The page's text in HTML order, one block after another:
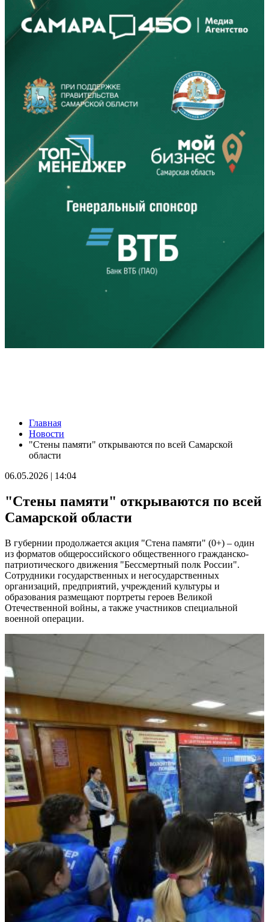
65 школ Самары уже готовы к учебному году
07.08.2026 | 16:25
Россияне больше не готовы откладывать решение жилищного
вопроса: объем выдачи ипотеки вырос на 38 %
Завершился первый Всероссийский турнир "Шахматы для
07.08.2026 | 16:12
Полный цикл восстановления жители Правобережья Волги
проходят в Сызранской больнице
В новом статусе: что известно об и. о. ректора Самарского
государственного института культуры
07.08.2026 | 16:06
В Новокуйбышевске ушел из жизни заслуженный тренер
России Валерий Иванов
07.08.2026 | 15:55
Начали борьбу за трофей: футбольные клубы Самарской
области провели матчи первого тура группового этапа Кубка
В Самарской области закроют ж/д переезд у Кротовки с 21 по
22 августа
07.08.2026 | 15:31
Играют будущие олимпийцы: в тольяттинском
спорткомплексе "Олимп" стартовал гандбольный турнир
07.08.2026 | 15:27
Аномальную жару прогнозируют в Самарской области 8
августа
07.08.2026 | 15:02
В Самаре пройдет открытый матч по следж-хоккею 8 августа
07.08.2026 | 15:01
Стартовал прием заявок на участие в "Сызранском помидоре
— 2026"
07.08.2026 | 14:49
Производитель напитков из Самарской области наращивает
объемы производства и расширяет географию поставок
07.08.2026 | 14:36
Самарские юноши принимают участие в Юнармейских
военно-патриотических сборах ПФО "Гвардеец" в Пензе
07.08.2026 | 14:34
На 23 улицах Самары приводят в порядок газоны 7 августа
07.08.2026 | 14:24
70-летний самарец сядет на 7,5 лет за жестокое убийство
знакомого
07.08.2026 | 14:04
Главная
Новости
"Стены памяти" открываются по всей Самарской
области
06.05.2026 | 14:04
"Стены памяти" открываются по всей
Самарской области
В губернии продолжается акция "Стена памяти" (0+) – один
из форматов общероссийского общественного гражданско-
патриотического движения "Бессмертный полк России".
Сотрудники государственных и негосударственных
организаций, предприятий, учреждений культуры и
образования размещают портреты героев Великой
Отечественной войны, а также участников специальной
военной операции.